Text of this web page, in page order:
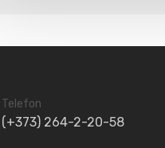
Telefon
(+373) 264-2-20-58